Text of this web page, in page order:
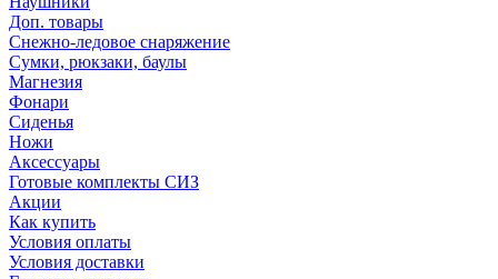
Доп. товары
Снежно-ледовое снаряжение
Сумки, рюкзаки, баулы
Магнезия
Фонари
Сиденья
Ножи
Аксессуары
Готовые комплекты СИЗ
Акции
Как купить
Условия оплаты
Условия доставки